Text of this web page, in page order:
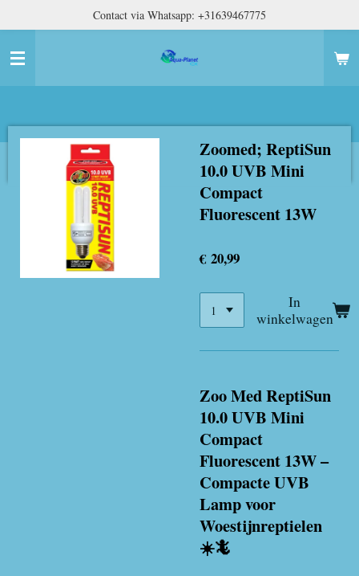
naar
hoofdinhoud
Contact via Whatsapp: +31639467775
Zoomed; ReptiSun
10.0 UVB Mini
Compact
Fluorescent 13W
€ 20,99
In
winkelwagen
Zoo Med ReptiSun
10.0 UVB Mini
Compact
Fluorescent 13W –
Compacte UVB
Lamp voor
Woestijnreptielen
☀️🦎